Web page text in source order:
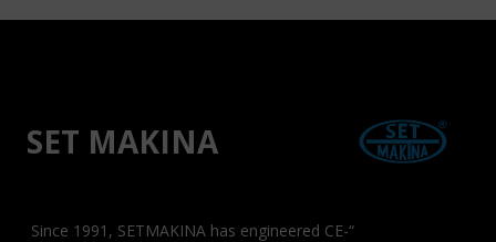
SET MAKINA
“Since 1991, SETMAKINA has engineered CE-